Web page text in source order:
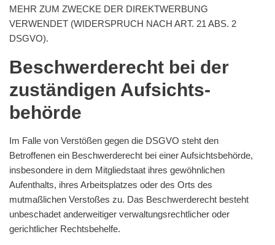
MEHR ZUM ZWECKE DER DIREKTWERBUNG
VERWENDET (WIDERSPRUCH NACH ART. 21 ABS. 2
DSGVO).
Beschwerde­recht bei der
zuständigen Aufsichts­
behörde
Im Falle von Verstößen gegen die DSGVO steht den
Betroffenen ein Beschwerderecht bei einer Aufsichtsbehörde,
insbesondere in dem Mitgliedstaat ihres gewöhnlichen
Aufenthalts, ihres Arbeitsplatzes oder des Orts des
mutmaßlichen Verstoßes zu. Das Beschwerderecht besteht
unbeschadet anderweitiger verwaltungsrechtlicher oder
gerichtlicher Rechtsbehelfe.